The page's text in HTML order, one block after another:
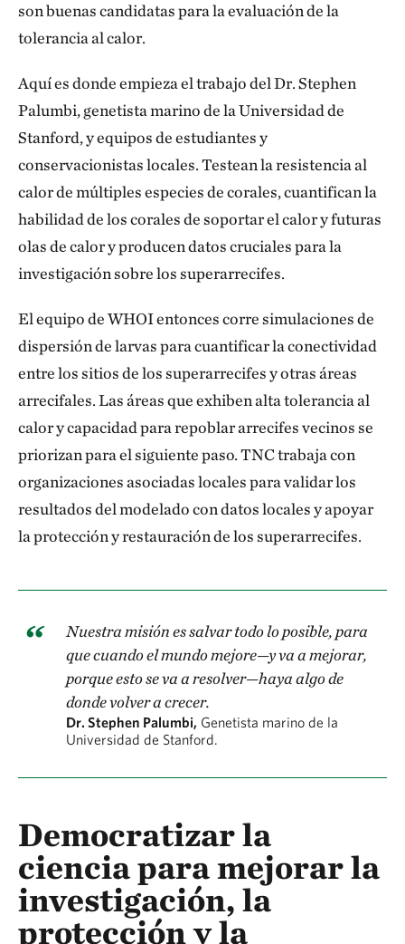
son buenas candidatas para la evaluación de la
tolerancia al calor.
Aquí es donde empieza el trabajo del Dr. Stephen
Palumbi, genetista marino de la Universidad de
Stanford, y equipos de estudiantes y
conservacionistas locales. Testean la resistencia al
calor de múltiples especies de corales, cuantifican la
habilidad de los corales de soportar el calor y futuras
olas de calor y producen datos cruciales para la
investigación sobre los superarrecifes.
El equipo de WHOI entonces corre simulaciones de
dispersión de larvas para cuantificar la conectividad
entre los sitios de los superarrecifes y otras áreas
arrecifales. Las áreas que exhiben alta tolerancia al
calor y capacidad para repoblar arrecifes vecinos se
priorizan para el siguiente paso. TNC trabaja con
organizaciones asociadas locales para validar los
resultados del modelado con datos locales y apoyar
la protección y restauración de los superarrecifes.
Nuestra misión es salvar todo lo posible, para
que cuando el mundo mejore—y va a mejorar,
porque esto se va a resolver—haya algo de
donde volver a crecer.
Dr. Stephen Palumbi, Genetista marino de la
Universidad de Stanford.
Democratizar la
ciencia para mejorar la
investigación, la
protección y la